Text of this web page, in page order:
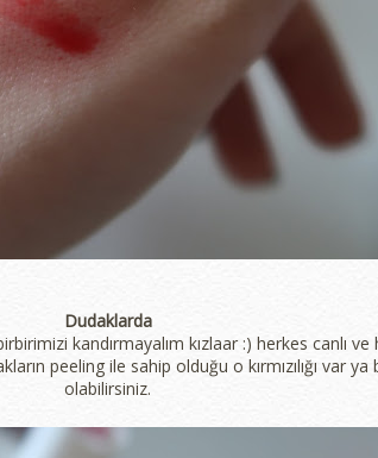
Dudaklarda
kandırmayalım kızlaar :) herkes canlı ve
peeling ile sahip olduğu o kırmızılığı var
olabilirsiniz.